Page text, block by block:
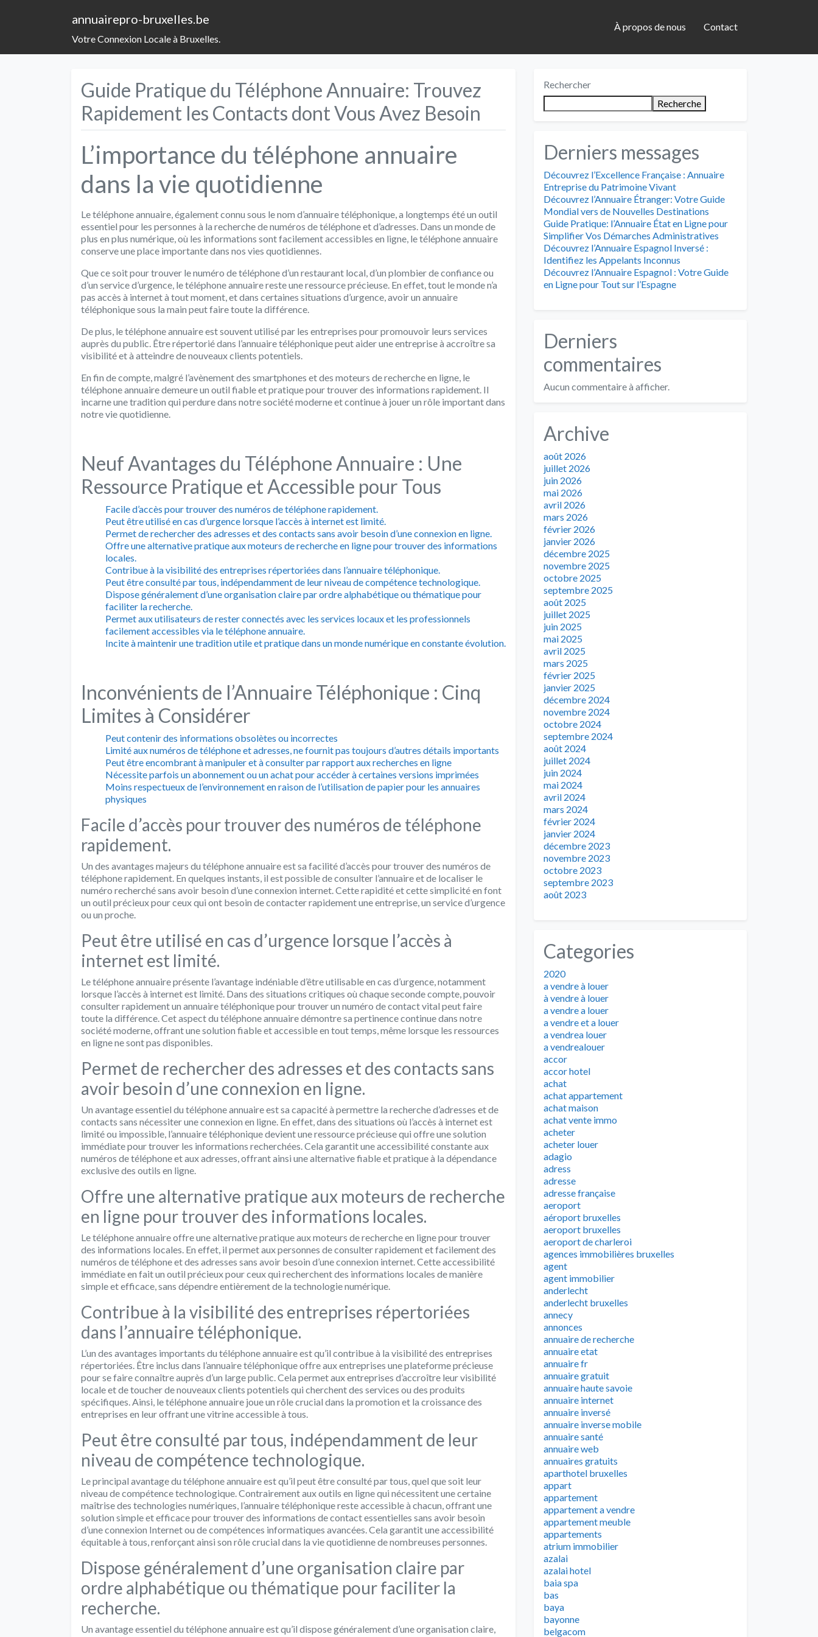
annuairepro-bruxelles.be
Votre Connexion Locale à Bruxelles.
À propos de nous Contact
Guide Pratique du Téléphone Annuaire: Trouvez
Rapidement les Contacts dont Vous Avez Besoin
L’importance du téléphone annuaire
dans la vie quotidienne
Le téléphone annuaire, également connu sous le nom d’annuaire téléphonique, a longtemps été un outil
essentiel pour les personnes à la recherche de numéros de téléphone et d’adresses. Dans un monde de
plus en plus numérique, où les informations sont facilement accessibles en ligne, le téléphone annuaire
conserve une place importante dans nos vies quotidiennes.
Que ce soit pour trouver le numéro de téléphone d’un restaurant local, d’un plombier de confiance ou
d’un service d’urgence, le téléphone annuaire reste une ressource précieuse. En effet, tout le monde n’a
pas accès à internet à tout moment, et dans certaines situations d’urgence, avoir un annuaire
téléphonique sous la main peut faire toute la différence.
De plus, le téléphone annuaire est souvent utilisé par les entreprises pour promouvoir leurs services
auprès du public. Être répertorié dans l’annuaire téléphonique peut aider une entreprise à accroître sa
visibilité et à atteindre de nouveaux clients potentiels.
En fin de compte, malgré l’avènement des smartphones et des moteurs de recherche en ligne, le
téléphone annuaire demeure un outil fiable et pratique pour trouver des informations rapidement. Il
incarne une tradition qui perdure dans notre société moderne et continue à jouer un rôle important dans
notre vie quotidienne.
Neuf Avantages du Téléphone Annuaire : Une
Ressource Pratique et Accessible pour Tous
Facile d’accès pour trouver des numéros de téléphone rapidement.
Peut être utilisé en cas d’urgence lorsque l’accès à internet est limité.
Permet de rechercher des adresses et des contacts sans avoir besoin d’une connexion en ligne.
Offre une alternative pratique aux moteurs de recherche en ligne pour trouver des informations
locales.
Contribue à la visibilité des entreprises répertoriées dans l’annuaire téléphonique.
Peut être consulté par tous, indépendamment de leur niveau de compétence technologique.
Dispose généralement d’une organisation claire par ordre alphabétique ou thématique pour
faciliter la recherche.
Permet aux utilisateurs de rester connectés avec les services locaux et les professionnels
facilement accessibles via le téléphone annuaire.
Incite à maintenir une tradition utile et pratique dans un monde numérique en constante évolution.
Inconvénients de l’Annuaire Téléphonique : Cinq
Limites à Considérer
Peut contenir des informations obsolètes ou incorrectes
Limité aux numéros de téléphone et adresses, ne fournit pas toujours d’autres détails importants
Peut être encombrant à manipuler et à consulter par rapport aux recherches en ligne
Nécessite parfois un abonnement ou un achat pour accéder à certaines versions imprimées
Moins respectueux de l’environnement en raison de l’utilisation de papier pour les annuaires
physiques
Facile d’accès pour trouver des numéros de téléphone
rapidement.
Un des avantages majeurs du téléphone annuaire est sa facilité d’accès pour trouver des numéros de
téléphone rapidement. En quelques instants, il est possible de consulter l’annuaire et de localiser le
numéro recherché sans avoir besoin d’une connexion internet. Cette rapidité et cette simplicité en font
un outil précieux pour ceux qui ont besoin de contacter rapidement une entreprise, un service d’urgence
ou un proche.
Peut être utilisé en cas d’urgence lorsque l’accès à
internet est limité.
Le téléphone annuaire présente l’avantage indéniable d’être utilisable en cas d’urgence, notamment
lorsque l’accès à internet est limité. Dans des situations critiques où chaque seconde compte, pouvoir
consulter rapidement un annuaire téléphonique pour trouver un numéro de contact vital peut faire
toute la différence. Cet aspect du téléphone annuaire démontre sa pertinence continue dans notre
société moderne, offrant une solution fiable et accessible en tout temps, même lorsque les ressources
en ligne ne sont pas disponibles.
Permet de rechercher des adresses et des contacts sans
avoir besoin d’une connexion en ligne.
Un avantage essentiel du téléphone annuaire est sa capacité à permettre la recherche d’adresses et de
contacts sans nécessiter une connexion en ligne. En effet, dans des situations où l’accès à internet est
limité ou impossible, l’annuaire téléphonique devient une ressource précieuse qui offre une solution
immédiate pour trouver les informations recherchées. Cela garantit une accessibilité constante aux
numéros de téléphone et aux adresses, offrant ainsi une alternative fiable et pratique à la dépendance
exclusive des outils en ligne.
Offre une alternative pratique aux moteurs de recherche
en ligne pour trouver des informations locales.
Le téléphone annuaire offre une alternative pratique aux moteurs de recherche en ligne pour trouver
des informations locales. En effet, il permet aux personnes de consulter rapidement et facilement des
numéros de téléphone et des adresses sans avoir besoin d’une connexion internet. Cette accessibilité
immédiate en fait un outil précieux pour ceux qui recherchent des informations locales de manière
simple et efficace, sans dépendre entièrement de la technologie numérique.
Contribue à la visibilité des entreprises répertoriées
dans l’annuaire téléphonique.
L’un des avantages importants du téléphone annuaire est qu’il contribue à la visibilité des entreprises
répertoriées. Être inclus dans l’annuaire téléphonique offre aux entreprises une plateforme précieuse
pour se faire connaître auprès d’un large public. Cela permet aux entreprises d’accroître leur visibilité
locale et de toucher de nouveaux clients potentiels qui cherchent des services ou des produits
spécifiques. Ainsi, le téléphone annuaire joue un rôle crucial dans la promotion et la croissance des
entreprises en leur offrant une vitrine accessible à tous.
Peut être consulté par tous, indépendamment de leur
niveau de compétence technologique.
Le principal avantage du téléphone annuaire est qu’il peut être consulté par tous, quel que soit leur
niveau de compétence technologique. Contrairement aux outils en ligne qui nécessitent une certaine
maîtrise des technologies numériques, l’annuaire téléphonique reste accessible à chacun, offrant une
solution simple et efficace pour trouver des informations de contact essentielles sans avoir besoin
d’une connexion Internet ou de compétences informatiques avancées. Cela garantit une accessibilité
équitable à tous, renforçant ainsi son rôle crucial dans la vie quotidienne de nombreuses personnes.
Dispose généralement d’une organisation claire par
ordre alphabétique ou thématique pour faciliter la
recherche.
Un avantage essentiel du téléphone annuaire est qu’il dispose généralement d’une organisation claire,
Rechercher
Recherche
Derniers messages
Découvrez l’Excellence Française : Annuaire
Entreprise du Patrimoine Vivant
Découvrez l’Annuaire Étranger: Votre Guide
Mondial vers de Nouvelles Destinations
Guide Pratique: l’Annuaire État en Ligne pour
Simplifier Vos Démarches Administratives
Découvrez l’Annuaire Espagnol Inversé :
Identifiez les Appelants Inconnus
Découvrez l’Annuaire Espagnol : Votre Guide
en Ligne pour Tout sur l’Espagne
Derniers
commentaires
Aucun commentaire à afficher.
Archive
août 2026
juillet 2026
juin 2026
mai 2026
avril 2026
mars 2026
février 2026
janvier 2026
décembre 2025
novembre 2025
octobre 2025
septembre 2025
août 2025
juillet 2025
juin 2025
mai 2025
avril 2025
mars 2025
février 2025
janvier 2025
décembre 2024
novembre 2024
octobre 2024
septembre 2024
août 2024
juillet 2024
juin 2024
mai 2024
avril 2024
mars 2024
février 2024
janvier 2024
décembre 2023
novembre 2023
octobre 2023
septembre 2023
août 2023
Categories
2020
a vendre à louer
à vendre à louer
a vendre a louer
a vendre et a louer
a vendrea louer
a vendrealouer
accor
accor hotel
achat
achat appartement
achat maison
achat vente immo
acheter
acheter louer
adagio
adress
adresse
adresse française
aeroport
aéroport bruxelles
aeroport bruxelles
aeroport de charleroi
agences immobilières bruxelles
agent
agent immobilier
anderlecht
anderlecht bruxelles
annecy
annonces
annuaire de recherche
annuaire etat
annuaire fr
annuaire gratuit
annuaire haute savoie
annuaire internet
annuaire inversé
annuaire inverse mobile
annuaire santé
annuaire web
annuaires gratuits
aparthotel bruxelles
appart
appartement
appartement a vendre
appartement meuble
appartements
atrium immobilier
azalai
azalai hotel
baia spa
bas
baya
bayonne
belgacom